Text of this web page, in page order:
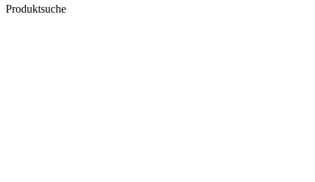
Produktsuche